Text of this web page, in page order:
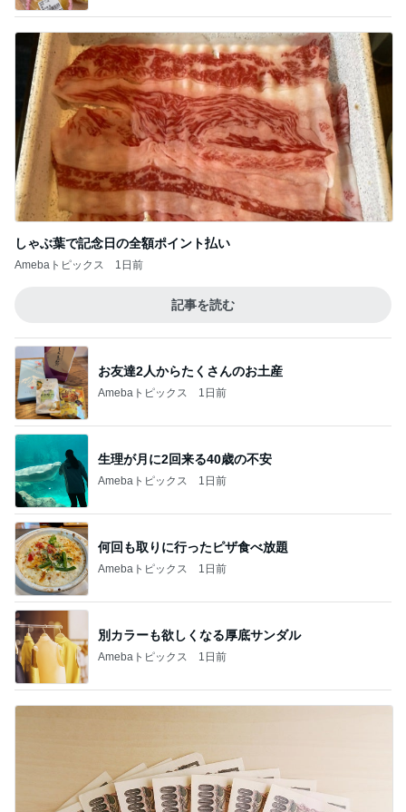
しゃぶ葉で記念日の全額ポイント払い
Amebaトピックス 1日前
記事を読む
お友達2人からたくさんのお土産
Amebaトピックス 1日前
生理が月に2回来る40歳の不安
Amebaトピックス 1日前
何回も取りに行ったピザ食べ放題
Amebaトピックス 1日前
別カラーも欲しくなる厚底サンダル
Amebaトピックス 1日前